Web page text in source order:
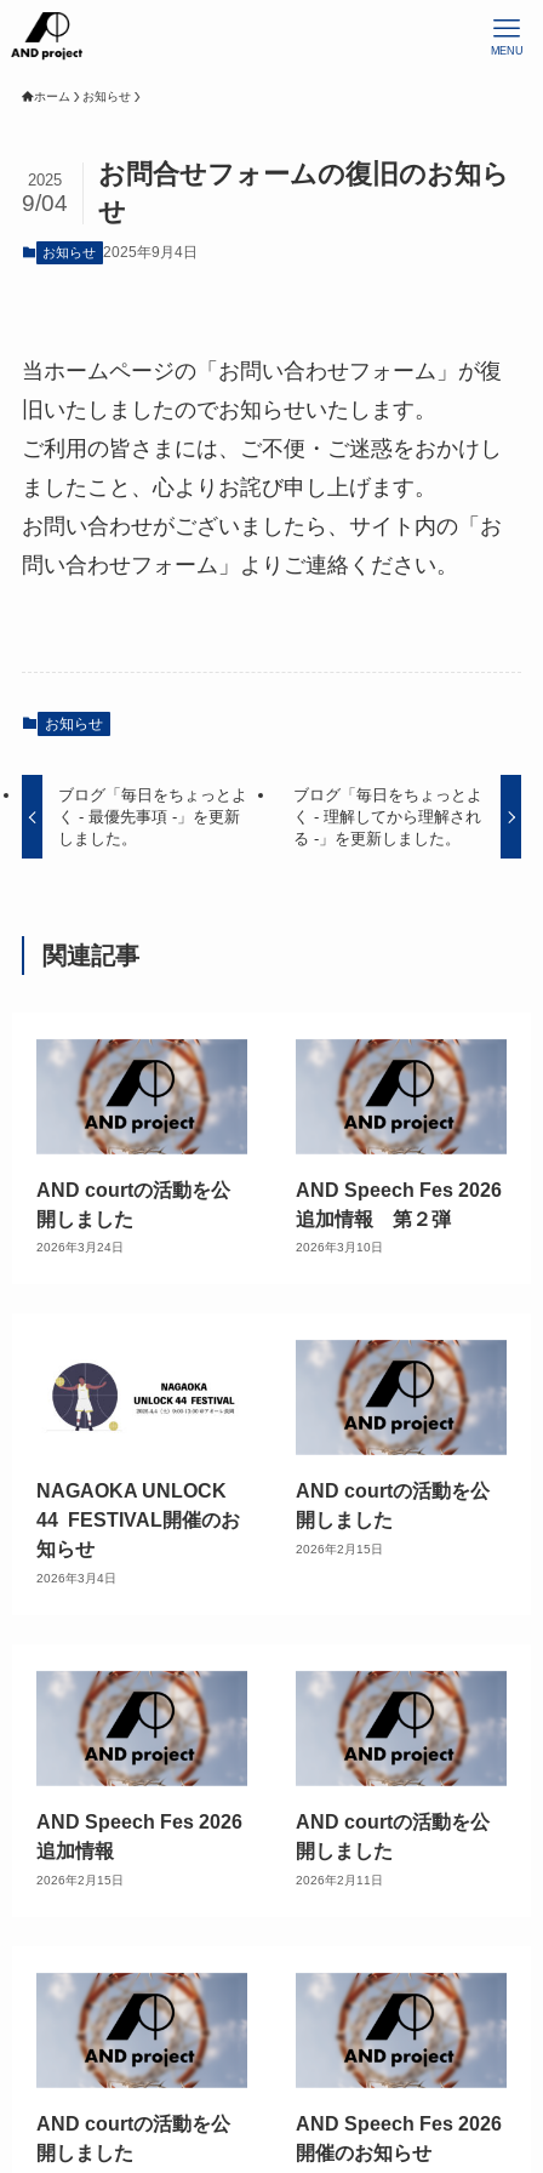
MENU
ホーム お知らせ
お問合せフォームの復旧のお知ら
せ
2025
9/04
お知らせ 2025年9月4日
当ホームページの「お問い合わせフォーム」が復
旧いたしましたのでお知らせいたします。
ご利用の皆さまには、ご不便・ご迷惑をおかけし
ましたこと、心よりお詫び申し上げます。
お問い合わせがございましたら、サイト内の「お
問い合わせフォーム」よりご連絡ください。
お知らせ
ブログ「毎日をちょっとよ
く - 最優先事項 -」を更新
しました。
ブログ「毎日をちょっとよ
く - 理解してから理解され
る -」を更新しました。
関連記事
AND courtの活動を公
開しました
2026年3月24日
AND Speech Fes 2026
追加情報 第２弾
2026年3月10日
NAGAOKA UNLOCK
44 FESTIVAL開催のお
知らせ
2026年3月4日
AND courtの活動を公
開しました
2026年2月15日
AND Speech Fes 2026
追加情報
2026年2月15日
AND courtの活動を公
開しました
2026年2月11日
AND courtの活動を公
開しました
AND Speech Fes 2026
開催のお知らせ